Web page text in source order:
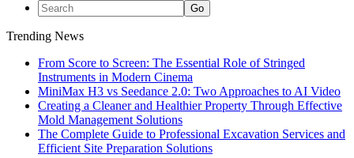
Trending News
From Score to Screen: The Essential Role of Stringed
Instruments in Modern Cinema
MiniMax H3 vs Seedance 2.0: Two Approaches to AI Video
Creating a Cleaner and Healthier Property Through Effective
Mold Management Solutions
The Complete Guide to Professional Excavation Services and
Efficient Site Preparation Solutions